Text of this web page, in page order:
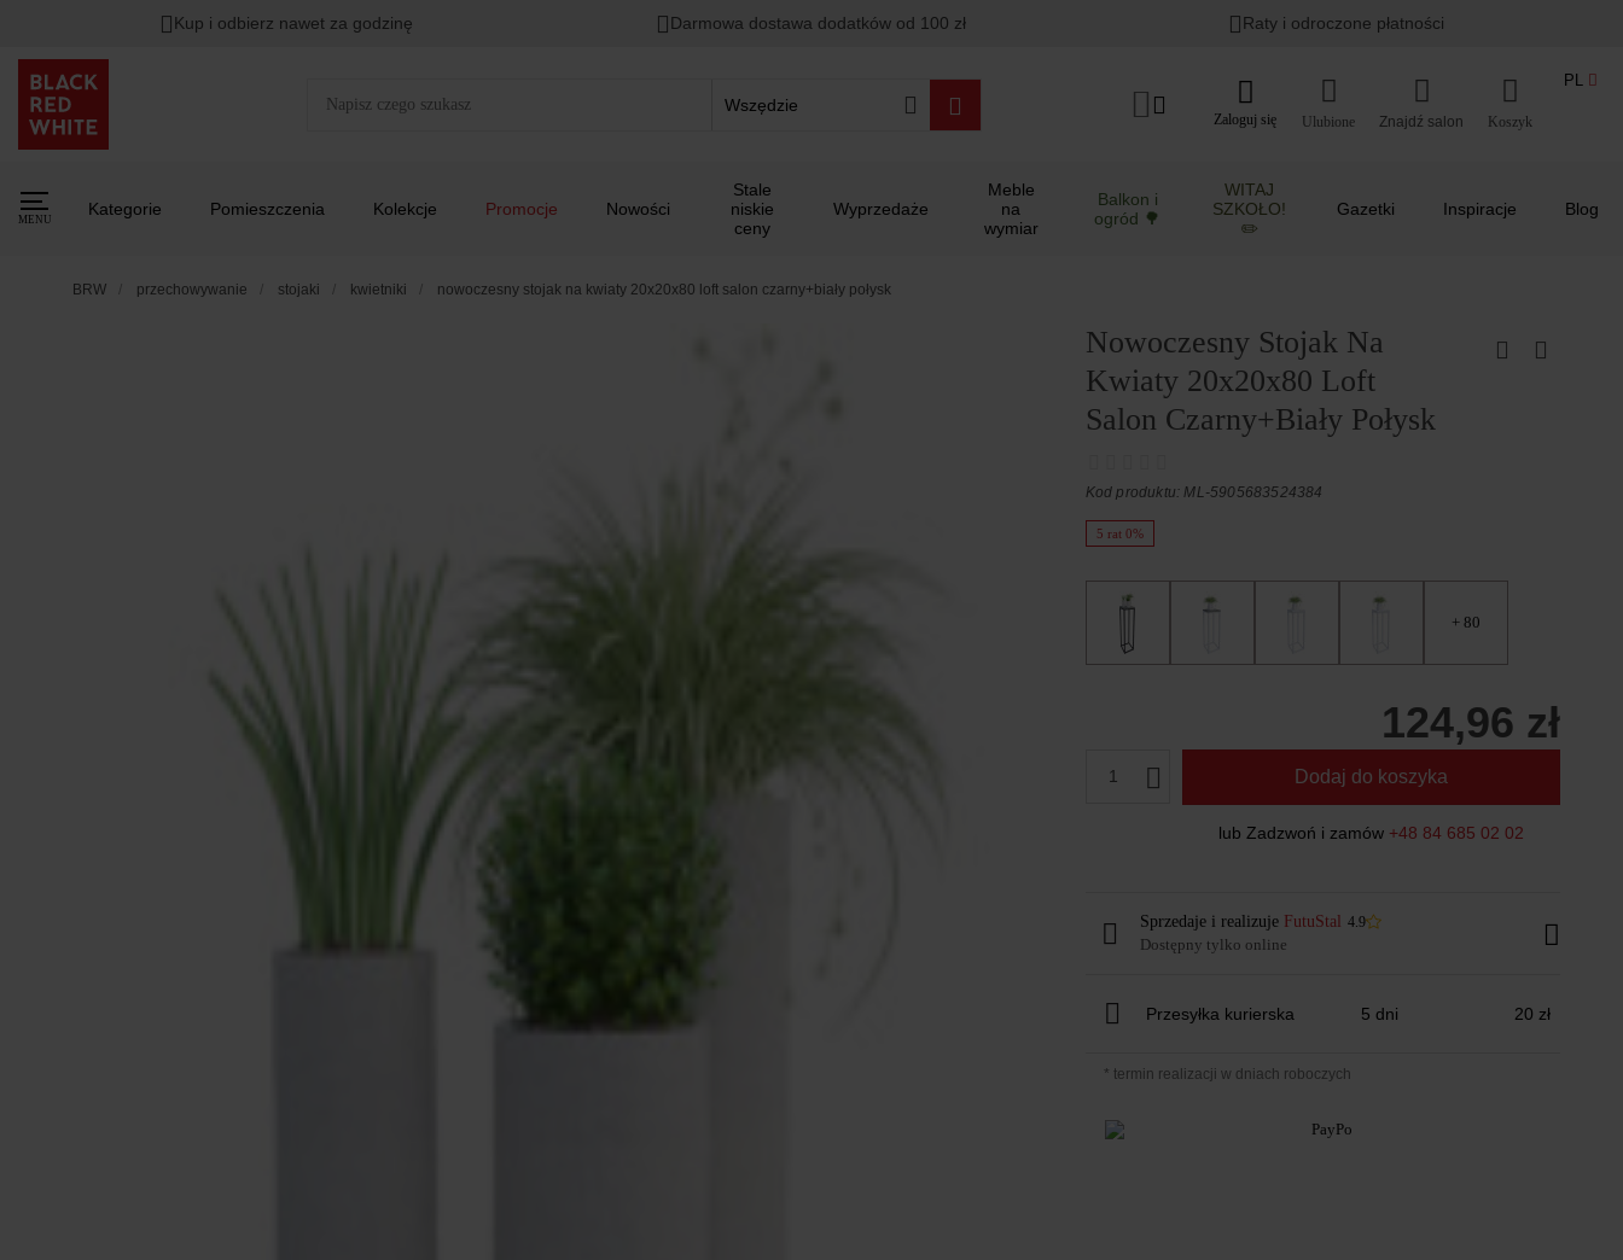
Kup i odbierz nawet za godzinę Darmowa dostawa dodatków od 100 zł Raty i odroczone płatności
Wszędzie
Zaloguj się Ulubione Koszyk
PL
MENU
Kategorie Pomieszczenia Kolekcje Promocje Nowości
Stale
niskie
ceny
Wyprzedaże
Meble
na
wymiar
Balkon i
ogród 🌳
WITAJ
SZKOŁO!
✏️
Gazetki Inspiracje Blog
BRW przechowywanie stojaki kwietniki nowoczesny stojak na kwiaty 20x20x80 loft salon czarny+biały połysk
Nowoczesny Stojak Na
Kwiaty 20x20x80 Loft
Salon Czarny+Biały Połysk
Kod produktu: ML-5905683524384
5 rat 0%
+ 80
124,96 zł
1 Dodaj do koszyka
lub Zadzwoń i zamów +48 84 685 02 02
Sprzedaje i realizuje FutuStal 4.9
Dostępny tylko online
Przesyłka kurierska 5 dni 20 zł
* termin realizacji w dniach roboczych